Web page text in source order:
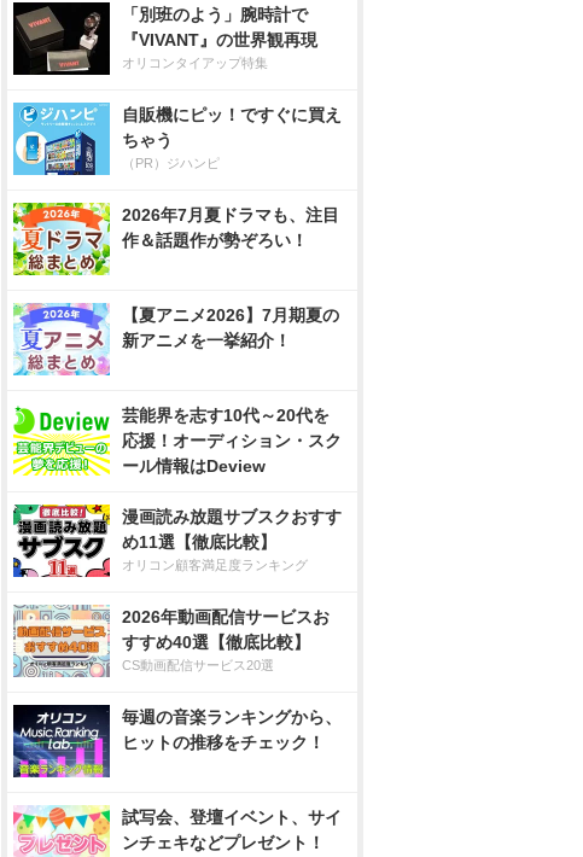
「別班のよう」腕時計で
『VIVANT』の世界観再現
オリコンタイアップ特集
自販機にピッ！ですぐに買え
ちゃう
（PR）ジハンピ
2026年7月夏ドラマも、注目
作＆話題作が勢ぞろい！
【夏アニメ2026】7月期夏の
新アニメを一挙紹介！
芸能界を志す10代～20代を
応援！オーディション・スク
ール情報はDeview
漫画読み放題サブスクおすす
め11選【徹底比較】
オリコン顧客満足度ランキング
2026年動画配信サービスお
すすめ40選【徹底比較】
CS動画配信サービス20選
毎週の音楽ランキングから、
ヒットの推移をチェック！
試写会、登壇イベント、サイ
ンチェキなどプレゼント！